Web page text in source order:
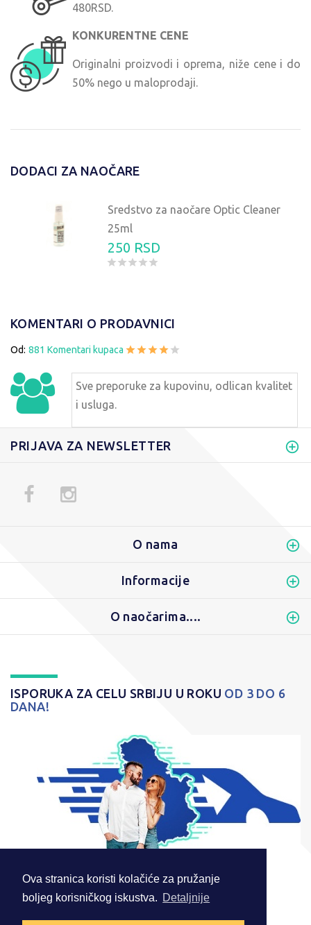
Ova stranica koristi kolačiće za pružanje
boljeg korisničkog iskustva. Detaljnije
480RSD.
KONKURENTNE CENE
Originalni proizvodi i oprema, niže cene i do
50% nego u maloprodaji.
DODACI ZA NAOČARE
Sredstvo za naočare Optic Cleaner
25ml
250 RSD
KOMENTARI O PRODAVNICI
Od: 881 Komentari kupaca
Sve preporuke za kupovinu, odlican kvalitet
i usluga.
PRIJAVA ZA NEWSLETTER
O nama
Informacije
O naočarima....
ISPORUKA ZA CELU SRBIJU U ROKU OD 3 DO 6
DANA!
© 2026 . Sva prava zadržana.